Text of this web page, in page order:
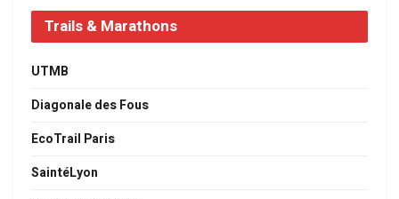
Trails & Marathons
UTMB
Diagonale des Fous
EcoTrail Paris
SaintéLyon